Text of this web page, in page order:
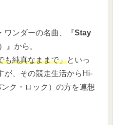
ワンダーの名曲、『Stay
』から。
も純真なままで」といっ
が、その競走生活からHi-
ク・ロック）の方を連想